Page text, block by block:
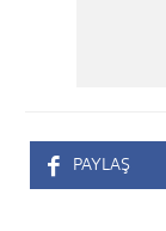
PAYLAŞ